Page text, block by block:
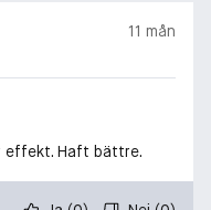
11 mån
effekt. Haft bättre.